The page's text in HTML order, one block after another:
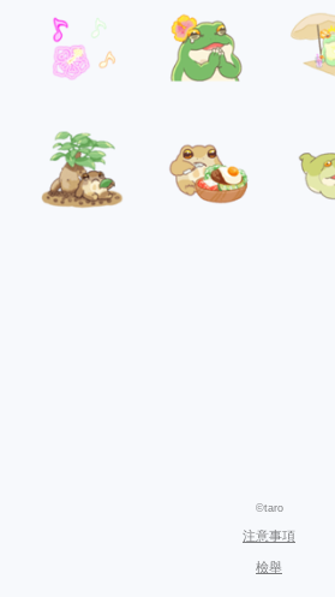
©taro
注意事項
檢舉